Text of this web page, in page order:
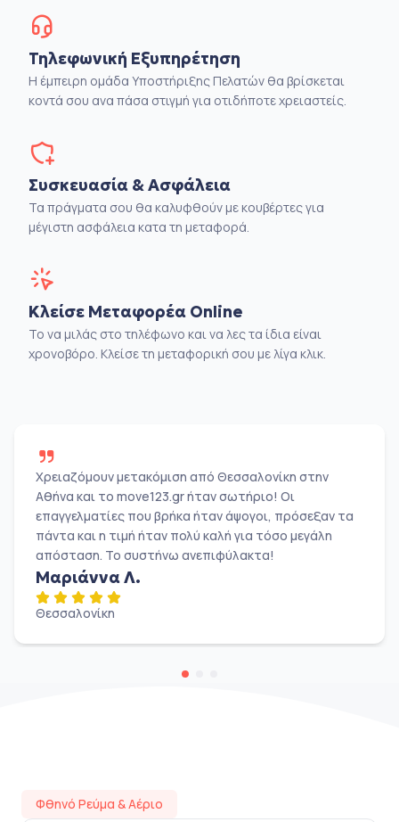
Τηλεφωνική Εξυπηρέτηση
Η έμπειρη ομάδα Υποστήριξης Πελατών θα βρίσκεται
κοντά σου ανα πάσα στιγμή για οτιδήποτε χρειαστείς.
Συσκευασία & Ασφάλεια
Τα πράγματα σου θα καλυφθούν με κουβέρτες για
μέγιστη ασφάλεια κατα τη μεταφορά.
Κλείσε Μεταφορέα Online
Το να μιλάς στο τηλέφωνο και να λες τα ίδια είναι
χρονοβόρο. Κλείσε τη μεταφορική σου με λίγα κλικ.
Χρειαζόμουν μετακόμιση από Θεσσαλονίκη στην
Αθήνα και το move123.gr ήταν σωτήριο! Οι
επαγγελματίες που βρήκα ήταν άψογοι, πρόσεξαν τα
πάντα και η τιμή ήταν πολύ καλή για τόσο μεγάλη
απόσταση. Το συστήνω ανεπιφύλακτα!
Μαριάννα Λ.
Θεσσαλονίκη
Φθηνό Ρεύμα & Αέριο